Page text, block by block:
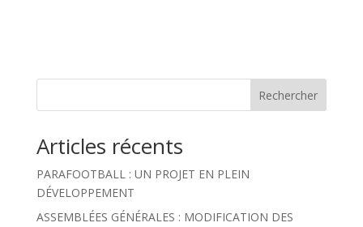
Rechercher
Articles récents
PARAFOOTBALL : UN PROJET EN PLEIN
DÉVELOPPEMENT
ASSEMBLÉES GÉNÉRALES : MODIFICATION DES